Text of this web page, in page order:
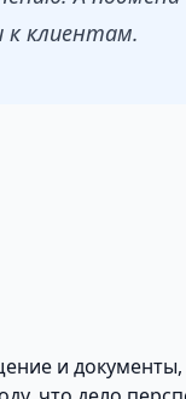
к клиентам.
и